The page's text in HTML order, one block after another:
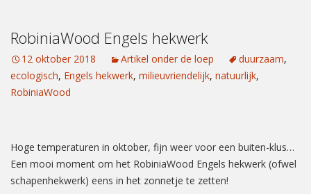
RobiniaWood Engels hekwerk
12 oktober 2018 Artikel onder de loep duurzaam,
ecologisch, Engels hekwerk, milieuvriendelijk, natuurlijk,
RobiniaWood
Hoge temperaturen in oktober, fijn weer voor een buiten-klus…
Een mooi moment om het RobiniaWood Engels hekwerk (ofwel
schapenhekwerk) eens in het zonnetje te zetten!